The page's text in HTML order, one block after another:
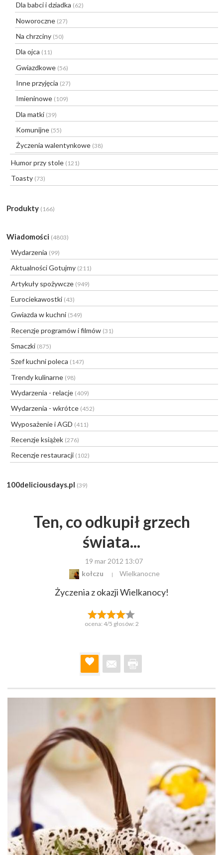
Dla babci i dziadka (62)
Noworoczne (27)
Na chrzciny (50)
Dla ojca (11)
Gwiazdkowe (56)
Inne przyjęcia (27)
Imieninowe (109)
Dla matki (39)
Komunijne (55)
Życzenia walentynkowe (38)
Humor przy stole (121)
Toasty (73)
Produkty (166)
Wiadomości (4803)
Wydarzenia (99)
Aktualności Gotujmy (211)
Artykuły spożywcze (949)
Eurociekawostki (43)
Gwiazda w kuchni (549)
Recenzje programów i filmów (31)
Smaczki (875)
Szef kuchni poleca (147)
Trendy kulinarne (98)
Wydarzenia - relacje (409)
Wydarzenia - wkrótce (452)
Wyposażenie i AGD (411)
Recenzje książek (276)
Recenzje restauracji (102)
100deliciousdays.pl (39)
Ten, co odkupił grzech
świata...
19 mar 2012 13:07
kołczu
Wielkanocne
Życzenia z okazji Wielkanocy!
ocena: 4/5 głosów: 2